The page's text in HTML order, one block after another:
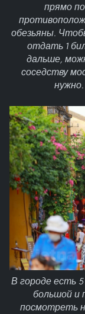
прямо
обезьяны.
отдать 1
дальше,
соседству
В городе есть
большой и
посмотреть